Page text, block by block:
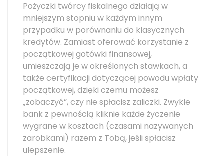
Pożyczki twórcy fiskalnego działają w
mniejszym stopniu w każdym innym
przypadku w porównaniu do klasycznych
kredytów. Zamiast oferować korzystanie z
początkowej gotówki finansowej,
umieszczają je w określonych stawkach, a
także certyfikacji dotyczącej powodu wpłaty
początkowej, dzięki czemu możesz
„zobaczyć”, czy nie spłacisz zaliczki. Zwykle
bank z pewnością kliknie każde życzenie
wygrane w kosztach (czasami nazywanych
zarobkami) razem z Tobą, jeśli spłacisz
ulepszenie.